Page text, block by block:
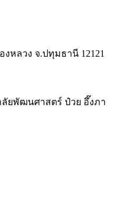
หลวง จ.ปทุมธานี 12121
ลัยพัฒนศาสตร์ ป๋วย อึ๊งภา